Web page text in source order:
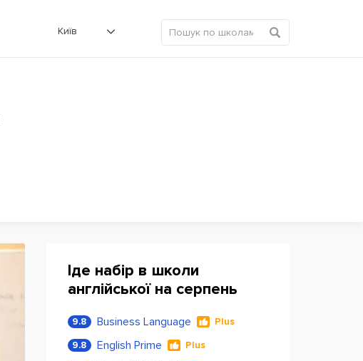
Київ
Іде набір в школи
англійської на серпень
9.8 Business Language Plus
9.8 English Prime Plus